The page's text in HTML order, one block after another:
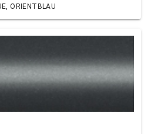
ORIENTBLAU